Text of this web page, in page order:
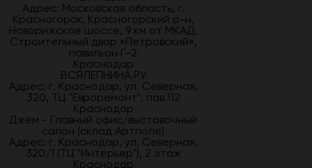
Адрес: Московская область, г.
Красногорск, Красногорский р-н,
Новорижское шоссе, 9 км от МКАД.
Строительный двор «Петровский»,
павильон Г-2
Краснодар
ВСЯЛЕПНИНА.РУ
Адрес: г. Краснодар, ул. Северная,
320, ТЦ "Евроремонт", пав.112
Краснодар
Джем - Главный офис/выставочный
салон (склад Артполе)
Адрес: г. Краснодар, ул. Северная,
320/1 (ТЦ "Интерьер"), 2 этаж
Краснодар